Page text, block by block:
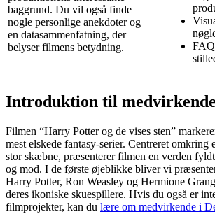
baggrund. Du vil også finde
nogle personlige anekdoter og
en datasammenfatning, der
belyser filmens betydning.
Introduktion til medvirkende
Filmen “Harry Potter og de vises sten”
mest elskede fantasy-serier. Centreret omkring
stor skæbne, præsenterer filmen en verden
og mod. I de første øjeblikke bliver vi
Harry Potter, Ron Weasley og Hermione
deres ikoniske skuespillere. Hvis du også er
filmprojekter, kan du lære om medvirkende i